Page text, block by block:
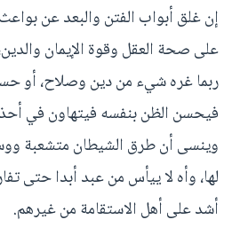
إن غلق أبواب الفتن والبعد عن
على صحة العقل وقوة الإيمان
ربما غره شيء من دين وصلاح، أو
فيحسن الظن بنفسه فيتهاون في
وينسى أن طرق الشيطان متشعبة
لها، وأه لا ييأس من عبد أبدا حتى
أشد على أهل الاستقامة من غيرهم.